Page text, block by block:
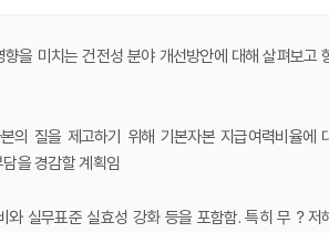
향을 미치는 건전성 분야 개선방안에 대해 살펴보고
의 질을 제고하기 위해 기본자본 지급여력비율에
을 경감할 계획임
와 실무표준 실효성 강화 등을 포함함. 특히 무？저